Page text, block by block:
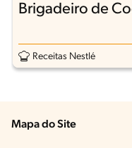
Brigadeiro de
Receitas Nestlé
Mapa do Site